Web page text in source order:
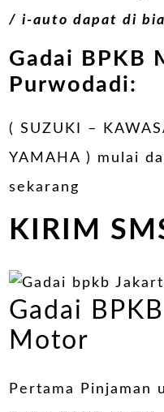
/ i-auto dapat di
Gadai BPKB
Purwodadi:
( SUZUKI –
YAMAHA ) mulai
sekarang
KIRIM
Gadai
Motor
Pertama Pinjaman